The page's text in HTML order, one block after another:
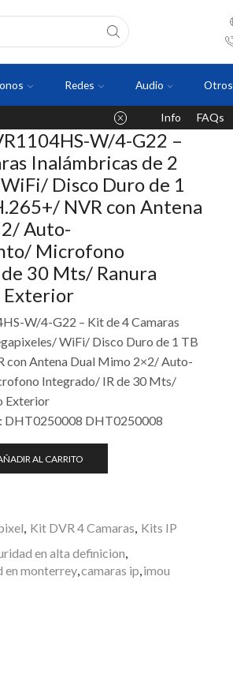
Redes Audio Otros
Info FAQs
W/4-G22 –
Inalámbricas de 2
Disco Duro de 1
NVR con Antena
Auto-
Microfono
30 Mts/ Ranura
Exterior
W/4-G22 – Kit de 4 Camaras
WiFi/ Disco Duro de 1 TB
con Antena Dual Mimo 2×2/ Auto-
Integrado/ IR de 30 Mts/
Exterior
DHT0250008 DHT0250008
AL CARRITO
, Kit DVR 4 Camaras, Kits IP
en alta definicion,
en monterrey,camaras ip,imou